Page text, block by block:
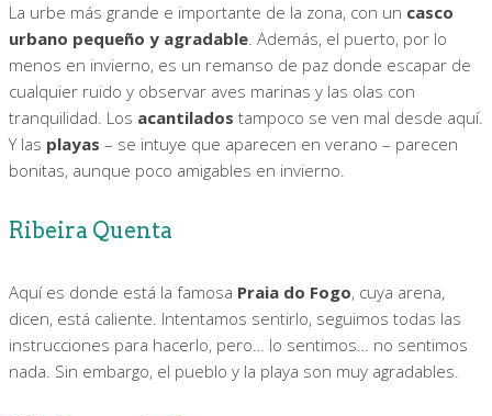
La urbe más grande e importante de la zona, con un casco
urbano pequeño y agradable. Además, el puerto, por lo
menos en invierno, es un remanso de paz donde escapar de
cualquier ruido y observar aves marinas y las olas con
tranquilidad. Los acantilados tampoco se ven mal desde aquí.
Y las playas – se intuye que aparecen en verano – parecen
bonitas, aunque poco amigables en invierno.
Ribeira Quenta
Aquí es donde está la famosa Praia do Fogo, cuya arena,
dicen, está caliente. Intentamos sentirlo, seguimos todas las
instrucciones para hacerlo, pero… lo sentimos… no sentimos
nada. Sin embargo, el pueblo y la playa son muy agradables.